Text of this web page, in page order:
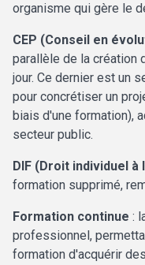
organisme qui gère le
CEP (Conseil en
parallèle de la création
jour. Ce dernier est un
pour concrétiser un
biais d'une formation),
secteur public.
DIF (Droit individuel
formation supprimé,
Formation continue :
professionnel,
formation d'acquérir